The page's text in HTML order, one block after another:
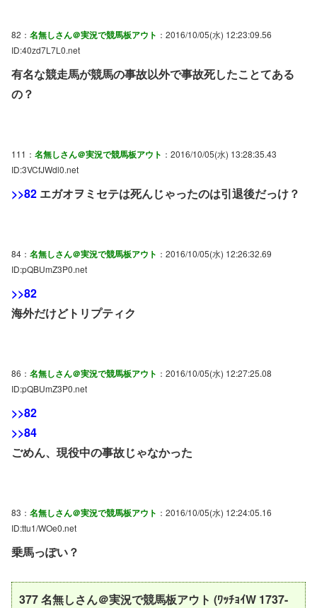
82： 名無しさん＠実況で競馬板アウト ：2016/10/05(水) 12:23:09.56
ID:40zd7L7L0.net
有名な競走馬が競馬の事故以外で事故死したことてある
の？
111： 名無しさん＠実況で競馬板アウト ：2016/10/05(水) 13:28:35.43
ID:3VCfJWdl0.net
>>82 エガオヲミセテは死んじゃったのは引退後だっけ？
84： 名無しさん＠実況で競馬板アウト ：2016/10/05(水) 12:26:32.69
ID:pQBUmZ3P0.net
>>82
海外だけどトリプティク
86： 名無しさん＠実況で競馬板アウト ：2016/10/05(水) 12:27:25.08
ID:pQBUmZ3P0.net
>>82
>>84
ごめん、現役中の事故じゃなかった
83： 名無しさん＠実況で競馬板アウト ：2016/10/05(水) 12:24:05.16
ID:ttu1/WOe0.net
乗馬っぽい？
377 名無しさん＠実況で競馬板アウト (ﾜｯﾁｮｲW 1737-